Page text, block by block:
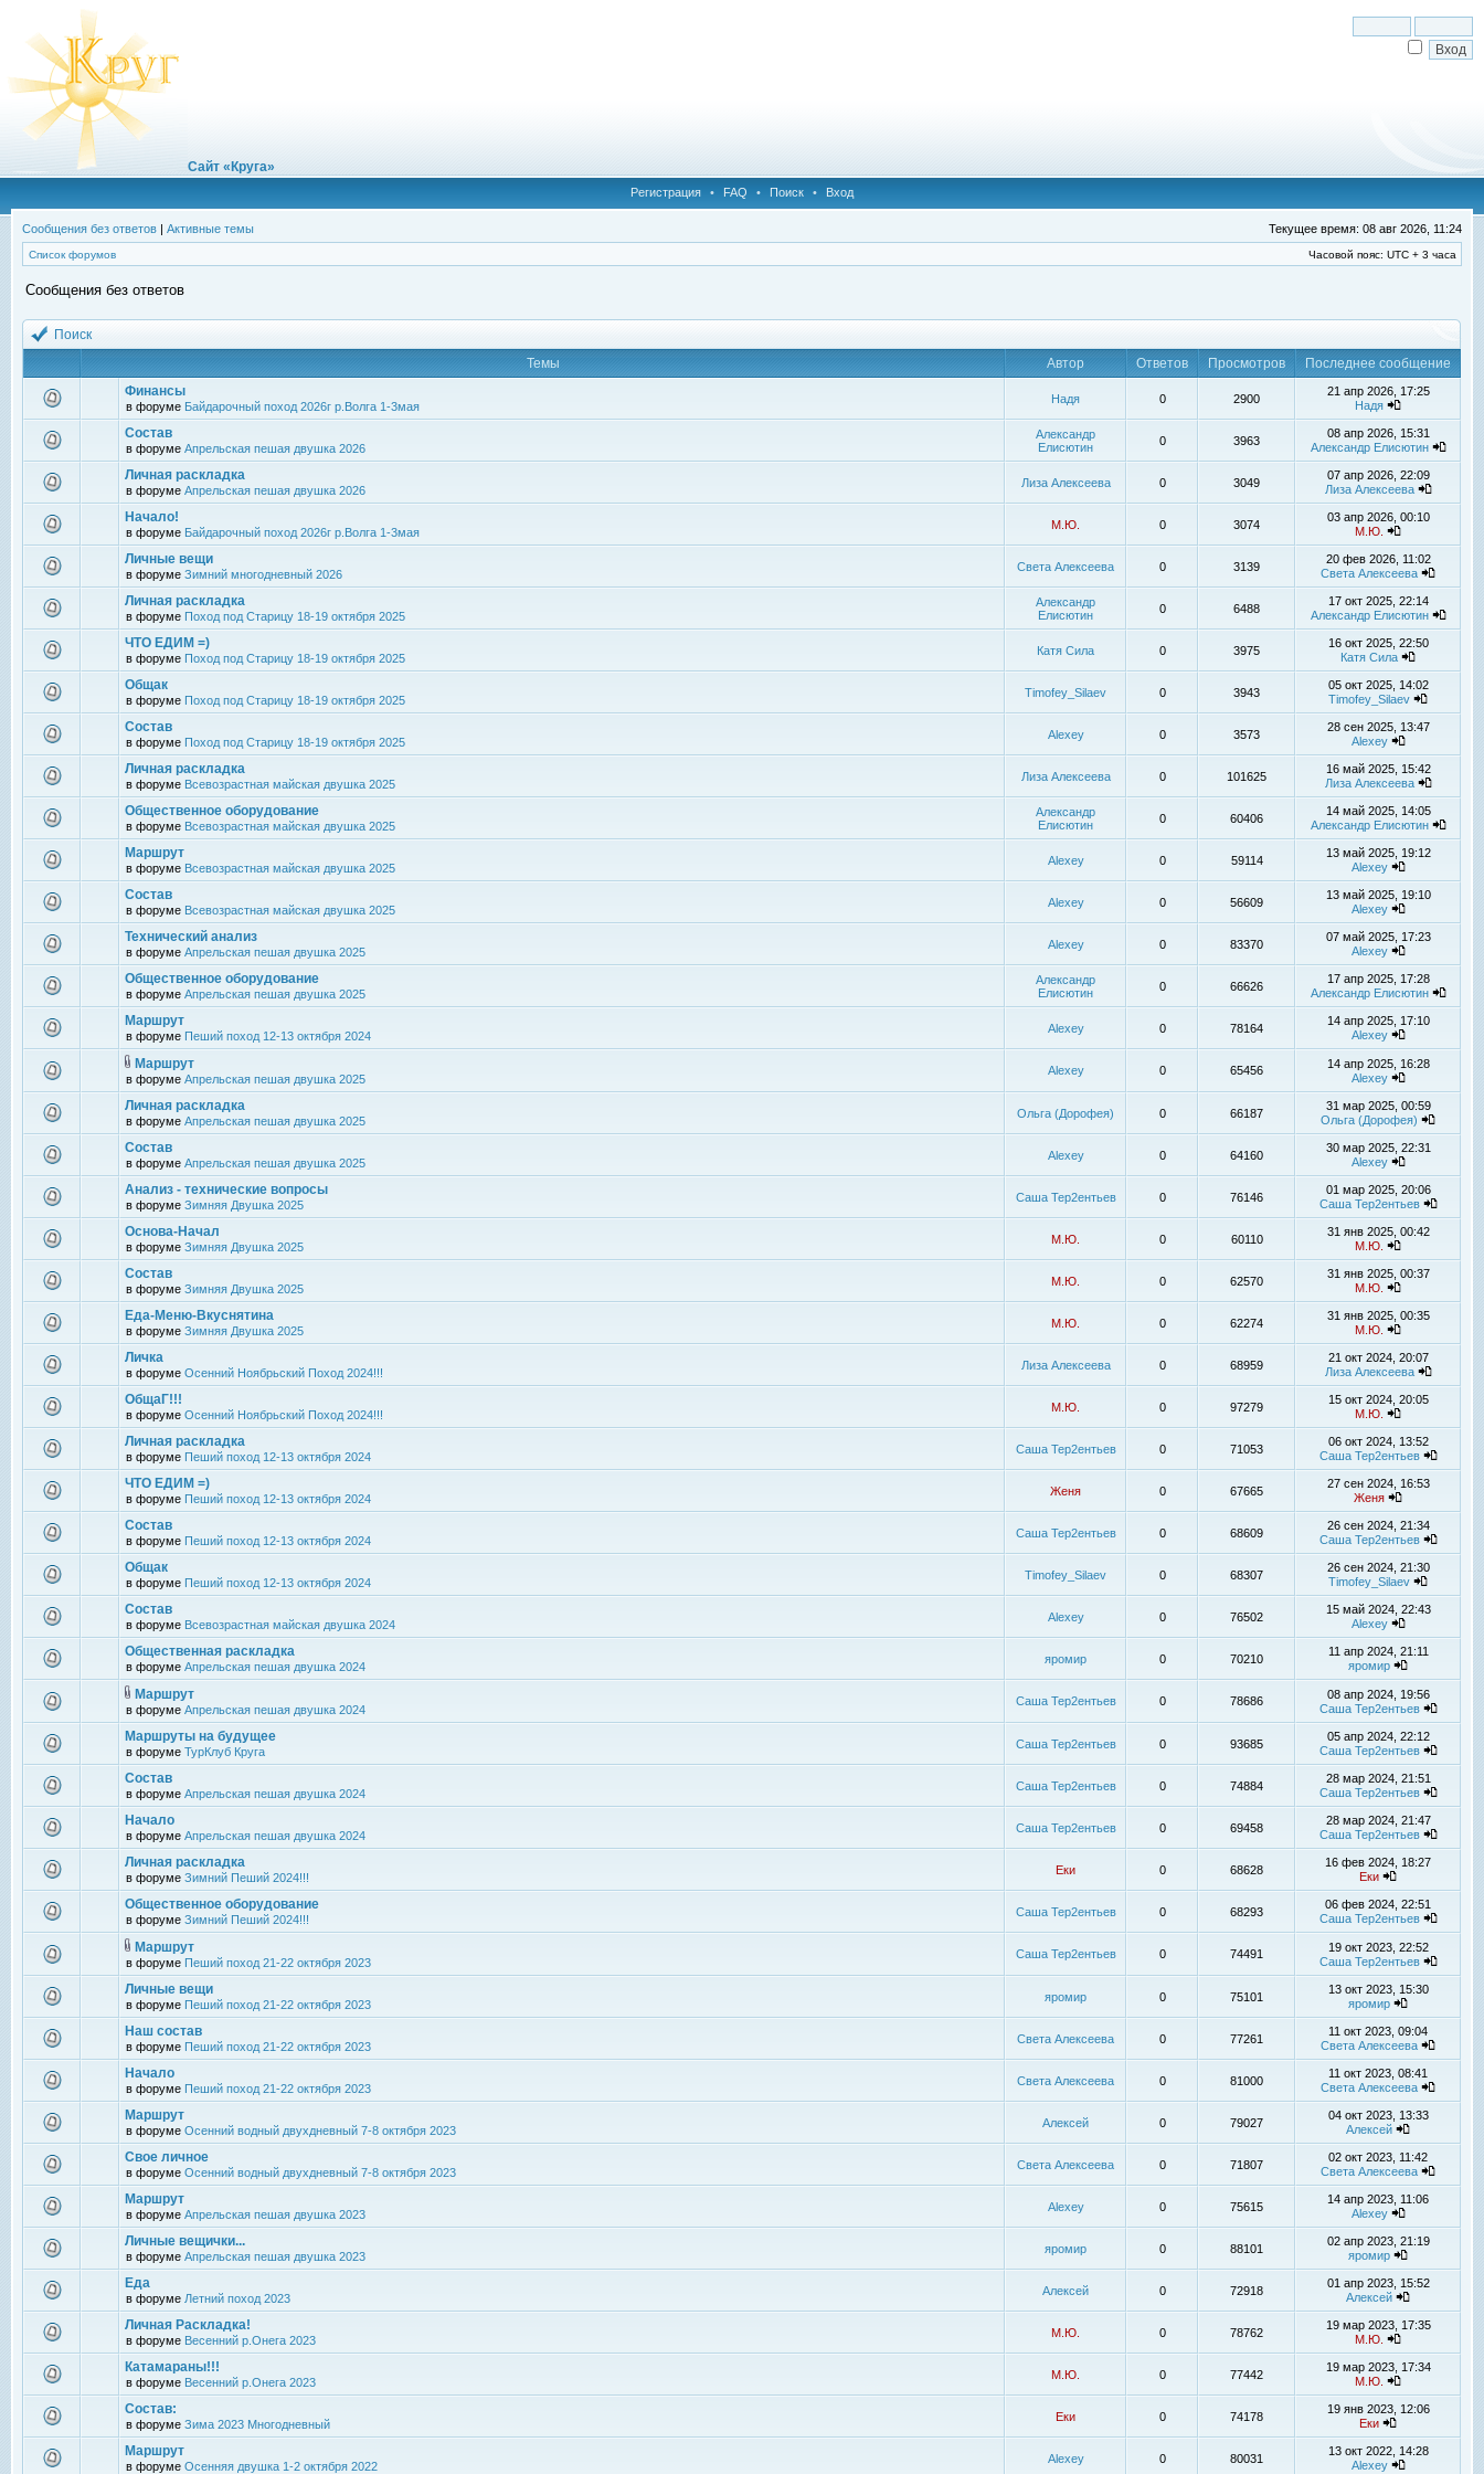
Сайт «Круга»
Регистрация • FAQ • Поиск • Вход
Сообщения без ответов | Активные темы Текущее время: 08 авг 2026, 11:24
Список форумов Часовой пояс: UTC + 3 часа
Сообщения без ответов
Поиск
Темы
Автор Ответов Просмотров
Последнее сообщение
Финансы
в форуме Байдарочный поход 2026г р.Волга 1-3мая
Надя 0 2900
21 апр 2026, 17:25
Надя
Состав
в форуме Апрельская пешая двушка 2026
Александр
Елисютин
0 3963
08 апр 2026, 15:31
Александр Елисютин
Личная раскладка
в форуме Апрельская пешая двушка 2026
Лиза Алексеева 0 3049
07 апр 2026, 22:09
Лиза Алексеева
Начало!
в форуме Байдарочный поход 2026г р.Волга 1-3мая
М.Ю. 0 3074
03 апр 2026, 00:10
М.Ю.
Личные вещи
в форуме Зимний многодневный 2026
Света Алексеева 0 3139
20 фев 2026, 11:02
Света Алексеева
Личная раскладка
в форуме Поход под Старицу 18-19 октября 2025
Александр
Елисютин
0 6488
17 окт 2025, 22:14
Александр Елисютин
ЧТО ЕДИМ =)
в форуме Поход под Старицу 18-19 октября 2025
Катя Сила 0 3975
16 окт 2025, 22:50
Катя Сила
Общак
в форуме Поход под Старицу 18-19 октября 2025
Timofey_Silaev 0 3943
05 окт 2025, 14:02
Timofey_Silaev
Состав
в форуме Поход под Старицу 18-19 октября 2025
Alexey 0 3573
28 сен 2025, 13:47
Alexey
Личная раскладка
в форуме Всевозрастная майская двушка 2025
Лиза Алексеева 0 101625
16 май 2025, 15:42
Лиза Алексеева
Общественное оборудование
в форуме Всевозрастная майская двушка 2025
Александр
Елисютин
0 60406
14 май 2025, 14:05
Александр Елисютин
Маршрут
в форуме Всевозрастная майская двушка 2025
Alexey 0 59114
13 май 2025, 19:12
Alexey
Состав
в форуме Всевозрастная майская двушка 2025
Alexey 0 56609
13 май 2025, 19:10
Alexey
Технический анализ
в форуме Апрельская пешая двушка 2025
Alexey 0 83370
07 май 2025, 17:23
Alexey
Общественное оборудование
в форуме Апрельская пешая двушка 2025
Александр
Елисютин
0 66626
17 апр 2025, 17:28
Александр Елисютин
Маршрут
в форуме Пеший поход 12-13 октября 2024
Alexey 0 78164
14 апр 2025, 17:10
Alexey
Маршрут
в форуме Апрельская пешая двушка 2025
Alexey 0 65456
14 апр 2025, 16:28
Alexey
Личная раскладка
в форуме Апрельская пешая двушка 2025
Ольга (Дорофея) 0 66187
31 мар 2025, 00:59
Ольга (Дорофея)
Состав
в форуме Апрельская пешая двушка 2025
Alexey 0 64160
30 мар 2025, 22:31
Alexey
Анализ - технические вопросы
в форуме Зимняя Двушка 2025
Саша Тер2ентьев 0 76146
01 мар 2025, 20:06
Саша Тер2ентьев
Основа-Начал
в форуме Зимняя Двушка 2025
М.Ю. 0 60110
31 янв 2025, 00:42
М.Ю.
Состав
в форуме Зимняя Двушка 2025
М.Ю. 0 62570
31 янв 2025, 00:37
М.Ю.
Еда-Меню-Вкуснятина
в форуме Зимняя Двушка 2025
М.Ю. 0 62274
31 янв 2025, 00:35
М.Ю.
Личка
в форуме Осенний Ноябрьский Поход 2024!!!
Лиза Алексеева 0 68959
21 окт 2024, 20:07
Лиза Алексеева
ОбщаГ!!!
в форуме Осенний Ноябрьский Поход 2024!!!
М.Ю. 0 97279
15 окт 2024, 20:05
М.Ю.
Личная раскладка
в форуме Пеший поход 12-13 октября 2024
Саша Тер2ентьев 0 71053
06 окт 2024, 13:52
Саша Тер2ентьев
ЧТО ЕДИМ =)
в форуме Пеший поход 12-13 октября 2024
Женя 0 67665
27 сен 2024, 16:53
Женя
Состав
в форуме Пеший поход 12-13 октября 2024
Саша Тер2ентьев 0 68609
26 сен 2024, 21:34
Саша Тер2ентьев
Общак
в форуме Пеший поход 12-13 октября 2024
Timofey_Silaev 0 68307
26 сен 2024, 21:30
Timofey_Silaev
Состав
в форуме Всевозрастная майская двушка 2024
Alexey 0 76502
15 май 2024, 22:43
Alexey
Общественная раскладка
в форуме Апрельская пешая двушка 2024
яромир 0 70210
11 апр 2024, 21:11
яромир
Маршрут
в форуме Апрельская пешая двушка 2024
Саша Тер2ентьев 0 78686
08 апр 2024, 19:56
Саша Тер2ентьев
Маршруты на будущее
в форуме ТурКлуб Круга
Саша Тер2ентьев 0 93685
05 апр 2024, 22:12
Саша Тер2ентьев
Состав
в форуме Апрельская пешая двушка 2024
Саша Тер2ентьев 0 74884
28 мар 2024, 21:51
Саша Тер2ентьев
Начало
в форуме Апрельская пешая двушка 2024
Саша Тер2ентьев 0 69458
28 мар 2024, 21:47
Саша Тер2ентьев
Личная раскладка
в форуме Зимний Пеший 2024!!!
Еки 0 68628
16 фев 2024, 18:27
Еки
Общественное оборудование
в форуме Зимний Пеший 2024!!!
Саша Тер2ентьев 0 68293
06 фев 2024, 22:51
Саша Тер2ентьев
Маршрут
в форуме Пеший поход 21-22 октября 2023
Саша Тер2ентьев 0 74491
19 окт 2023, 22:52
Саша Тер2ентьев
Личные вещи
в форуме Пеший поход 21-22 октября 2023
яромир 0 75101
13 окт 2023, 15:30
яромир
Наш состав
в форуме Пеший поход 21-22 октября 2023
Света Алексеева 0 77261
11 окт 2023, 09:04
Света Алексеева
Начало
в форуме Пеший поход 21-22 октября 2023
Света Алексеева 0 81000
11 окт 2023, 08:41
Света Алексеева
Маршрут
в форуме Осенний водный двухдневный 7-8 октября 2023
Алексей 0 79027
04 окт 2023, 13:33
Алексей
Свое личное
в форуме Осенний водный двухдневный 7-8 октября 2023
Света Алексеева 0 71807
02 окт 2023, 11:42
Света Алексеева
Маршрут
в форуме Апрельская пешая двушка 2023
Alexey 0 75615
14 апр 2023, 11:06
Alexey
Личные вещички...
в форуме Апрельская пешая двушка 2023
яромир 0 88101
02 апр 2023, 21:19
яромир
Еда
в форуме Летний поход 2023
Алексей 0 72918
01 апр 2023, 15:52
Алексей
Личная Раскладка!
в форуме Весенний р.Онега 2023
М.Ю. 0 78762
19 мар 2023, 17:35
М.Ю.
Катамараны!!!
в форуме Весенний р.Онега 2023
М.Ю. 0 77442
19 мар 2023, 17:34
М.Ю.
Состав:
в форуме Зима 2023 Многодневный
Еки 0 74178
19 янв 2023, 12:06
Еки
Маршрут
в форуме Осенняя двушка 1-2 октября 2022
Alexey 0 80031
13 окт 2022, 14:28
Alexey